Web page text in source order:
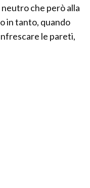
che però alla
in tanto, quando
le pareti,